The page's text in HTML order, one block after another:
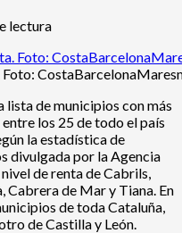
lectura
lista de municipios con más
entre los 25 de todo el país
la estadística de
divulgada por la Agencia
de renta de Cabrils,
Cabrera de Mar y Tiana. En
de toda Cataluña,
de Castilla y León.